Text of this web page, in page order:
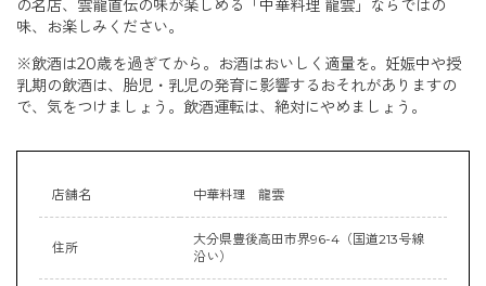
の名店、雲龍直伝の味が楽しめる「中華料理 龍雲」ならではの
味、お楽しみください。
※飲酒は20歳を過ぎてから。お酒はおいしく適量を。妊娠中や授
乳期の飲酒は、胎児・乳児の発育に影響するおそれがありますの
で、気をつけましょう。飲酒運転は、絶対にやめましょう。
店舗名 中華料理 龍雲
住所
大分県豊後高田市界96-4（国道213号線
沿い）